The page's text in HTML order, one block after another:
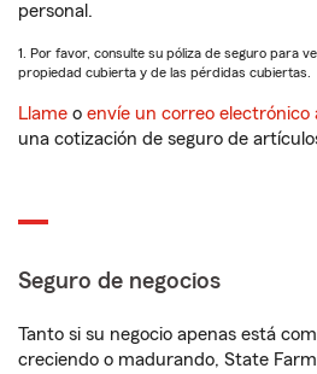
personal.
1. Por favor, consulte su póliza de seguro para
propiedad cubierta y de las pérdidas cubiertas.
Llame o envíe un correo electrónico
una cotización de seguro de
Seguro de negocios
Tanto si su negocio apenas está
creciendo o madurando, State